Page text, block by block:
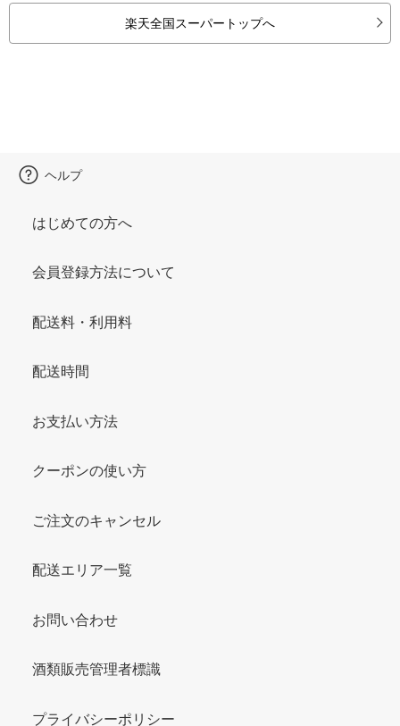
楽天全国スーパートップへ
ヘルプ
はじめての方へ
会員登録方法について
配送料・利用料
配送時間
お支払い方法
クーポンの使い方
ご注文のキャンセル
配送エリア一覧
お問い合わせ
酒類販売管理者標識
プライバシーポリシー